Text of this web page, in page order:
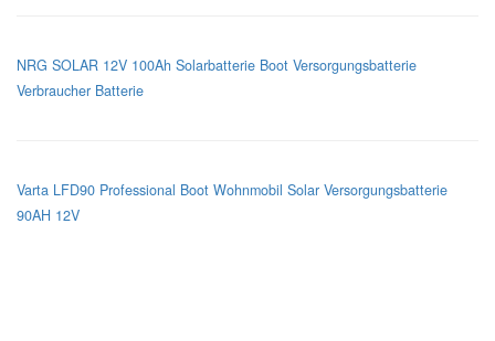
NRG SOLAR 12V 100Ah Solarbatterie Boot Versorgungsbatterie
Verbraucher Batterie
Varta LFD90 Professional Boot Wohnmobil Solar Versorgungsbatterie
90AH 12V